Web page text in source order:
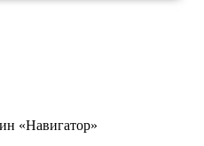
«Навигатор»